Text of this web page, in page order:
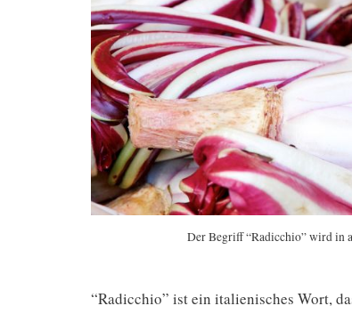
Der Begriff “Radicchio” wird in
“Radicchio” ist ein italienisches Wort,